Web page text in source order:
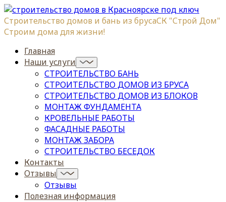
Строительство домов и бань из брусаСК "Строй Дом"
Строим дома для жизни!
Главная
Наши услуги
СТРОИТЕЛЬСТВО БАНЬ
СТРОИТЕЛЬСТВО ДОМОВ ИЗ БРУСА
СТРОИТЕЛЬСТВО ДОМОВ ИЗ БЛОКОВ
МОНТАЖ ФУНДАМЕНТА
КРОВЕЛЬНЫЕ РАБОТЫ
ФАСАДНЫЕ РАБОТЫ
МОНТАЖ ЗАБОРА
СТРОИТЕЛЬСТВО БЕСЕДОК
Контакты
Отзывы
Отзывы
Полезная информация